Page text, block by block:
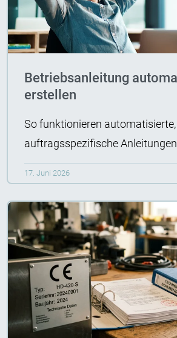
Betriebsanleitung
erstellen
So funktionieren automatisierte,
auftragsspezifische
17. Juni 2026